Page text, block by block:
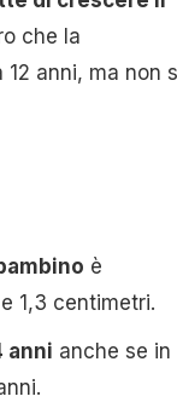
che la
anni, ma non
è
1,3 centimetri.
anni anche se in